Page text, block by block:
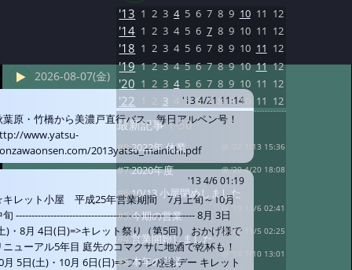
2026-08-07(金)
'13 4/21 11:14
葉原・竹橋から美濃戸直行バス、毎日アルペン号！
www.yatsu-
2013yatsu_mainichi.pdf
'13 4/6 01:19
レット小屋 平成25年営業期間 7月上旬～10月
旬 --------------------------------------------------------- 8月 3日
)・8月 4日(日)=>キレット祭り（第5回） おかげ様で
ニューアル5年目 庭先のコマクサに地酒で乾杯も！
月 5日(土)・10月 6日(日)=>ファン感謝デー キレット
'13 1 2 3 4 5 6 7 8 9 10 11 12
'14 1 2 3 4 5 6 7 8 9 10 11 12
'18 1 2 3 4 5 6 7 8 9 10 11 12
'19 1 2 3 4 5 6 7 8 9 10 11 12
'20 1 2 3 4 5 6 7 8 9 10 11 12
'22 1 2 3 4 5 6 7 8 9 10 11 12
最新記事1-50
#8:2022年 休業 @ '22 3/13 15:36
#7:2020年度 @ '20 4/20 18:08
#6:10/13 小屋閉めしました
@ '19 11/6 02:41
#5:今期の営業
@ '18 11/5 02:25
#4:営業開始しました
@ '14 7/10 13:01
#3:本年の営業